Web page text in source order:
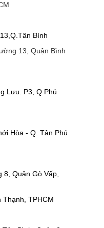
Bình
13, Quận Bình
Lưu. P3, Q Phú
Hòa - Q. Tân Phú
Quận Gò Vấp,
Thạnh, TPHCM